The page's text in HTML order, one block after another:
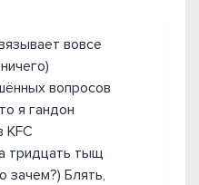
вовсе
вопросов
я гандон
KFC
тридцать тыщ
зачем?) Блять,